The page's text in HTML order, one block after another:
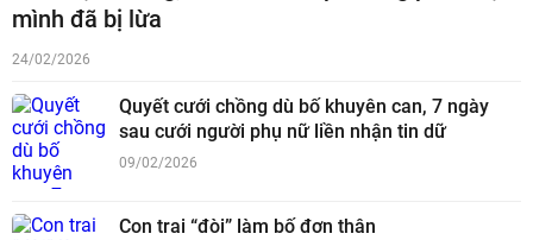
mình đã bị lừa
24/02/2026
Quyết cưới chồng dù bố khuyên can, 7 ngày
sau cưới người phụ nữ liền nhận tin dữ
09/02/2026
Con trai “đòi” làm bố đơn thân